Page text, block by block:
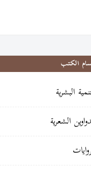
الكتب
البشرية
الشعرية